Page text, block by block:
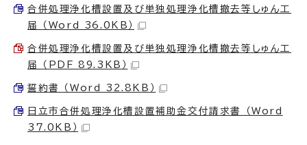
合併処理浄化槽設置及び単独処理浄化槽撤去等しゅん工
届 （Word 36.0KB）
合併処理浄化槽設置及び単独処理浄化槽撤去等しゅん工
届 （PDF 89.3KB）
誓約書 （Word 32.8KB）
日立市合併処理浄化槽設置補助金交付請求書 （Word
37.0KB）